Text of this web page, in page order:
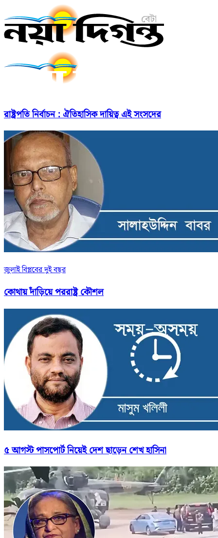
রাষ্ট্রপতি নির্বাচন : ঐতিহাসিক দায়িত্ব এই সংসদের
জুলাই বিপ্লবের দুই বছর
কোথায় দাঁড়িয়ে পররাষ্ট্র কৌশল
৫ আগস্ট পাসপোর্ট নিয়েই দেশ ছাড়েন শেখ হাসিনা